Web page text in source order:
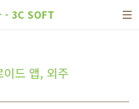
- 3C SOFT
드 앱, 외주